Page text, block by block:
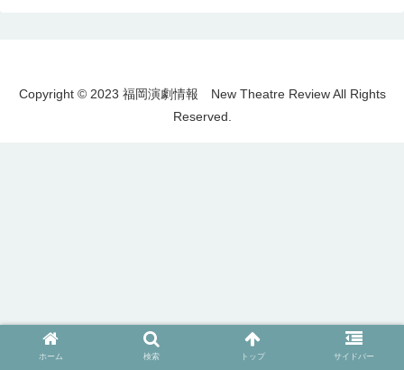
Copyright © 2023 福岡演劇情報 New Theatre Review All Rights
Reserved.
ホーム 検索 トップ サイドバー